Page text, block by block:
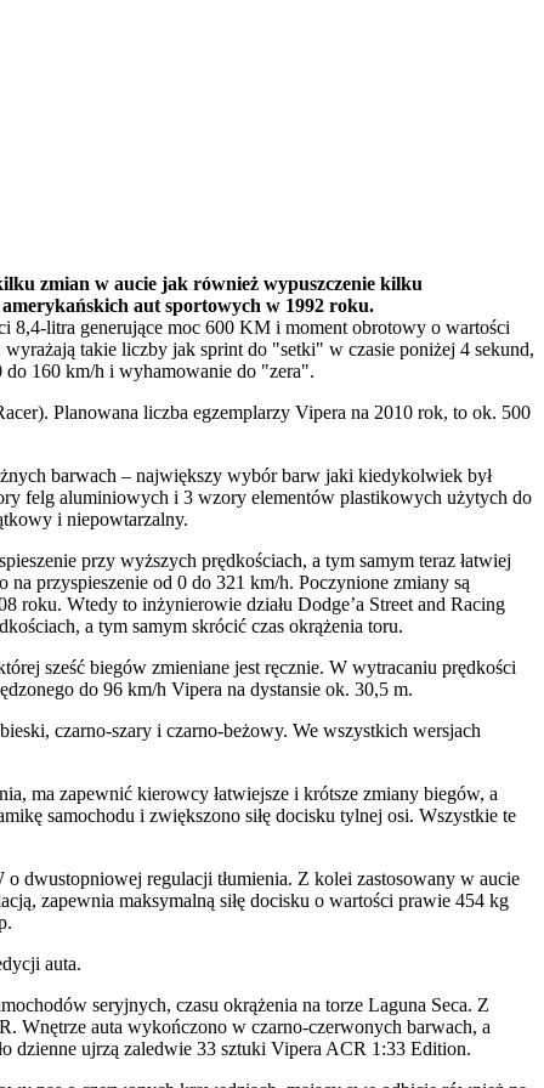
zmian w aucie jak również wypuszczenie kilku
aut sportowych w 1992 roku.
8,4-litra generujące moc 600 KM i moment obrotowy o wartości
takie liczby jak sprint do "setki" w czasie poniżej 4 sekund,
do 160 km/h i wyhamowanie do "zera".
Planowana liczba egzemplarzy Vipera na 2010 rok, to ok. 500
barwach – największy wybór barw jaki kiedykolwiek był
felg aluminiowych i 3 wzory elementów plastikowych użytych do
i niepowtarzalny.
przy wyższych prędkościach, a tym samym teraz łatwiej
przyspieszenie od 0 do 321 km/h. Poczynione zmiany są
roku. Wtedy to inżynierowie działu Dodge’a Street and Racing
a tym samym skrócić czas okrążenia toru.
sześć biegów zmieniane jest ręcznie. W wytracaniu prędkości
do 96 km/h Vipera na dystansie ok. 30,5 m.
czarno-szary i czarno-beżowy. We wszystkich wersjach
ma zapewnić kierowcy łatwiejsze i krótsze zmiany biegów, a
samochodu i zwiększono siłę docisku tylnej osi. Wszystkie te
dwustopniowej regulacji tłumienia. Z kolei zastosowany w aucie
zapewnia maksymalną siłę docisku o wartości prawie 454 kg
auta.
seryjnych, czasu okrążenia na torze Laguna Seca. Z
Wnętrze auta wykończono w czarno-czerwonych barwach, a
dzienne ujrzą zaledwie 33 sztuki Vipera ACR 1:33 Edition.